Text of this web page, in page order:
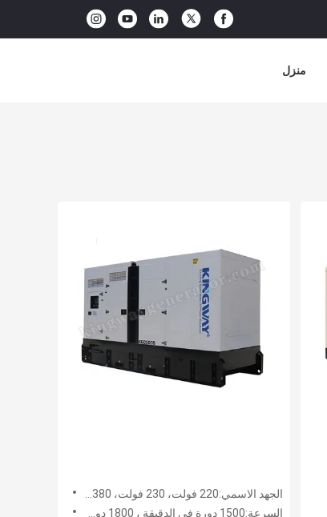
منزل
الجهد الاسمي:220 فولت، 230 فولت، 380 فولت، 400 فولت، 480 فولت
السرعة:1500 دورة في الدقيقة ، 1800 دورة في الدقيقة